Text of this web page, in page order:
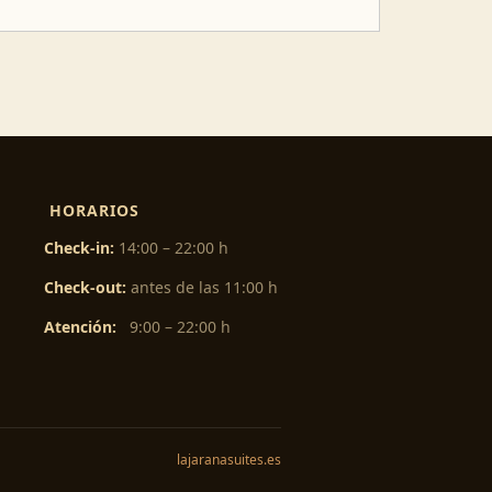
HORARIOS
Check-in: 14:00 – 22:00 h
Check-out: antes de las 11:00 h
Atención: 9:00 – 22:00 h
lajaranasuites.es